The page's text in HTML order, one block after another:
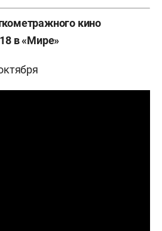
кино
в «Мире»